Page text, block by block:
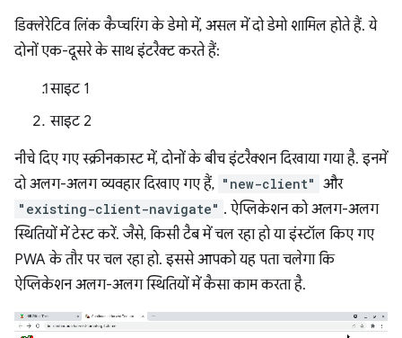
डिक्लेरेटिव लिंक कैप्चरिंग के डेमो में, असल में दो डेमो शामिल होते हैं. ये
दोनों एक-दूसरे के साथ इंटरैक्ट करते हैं:
साइट 1
साइट 2
नीचे दिए गए स्क्रीनकास्ट में, दोनों के बीच इंटरैक्शन दिखाया गया है. इनमें
दो अलग-अलग व्यवहार दिखाए गए हैं, "new-client" और
"existing-client-navigate" . ऐप्लिकेशन को अलग-अलग
स्थितियों में टेस्ट करें. जैसे, किसी टैब में चल रहा हो या इंस्टॉल किए गए
PWA के तौर पर चल रहा हो. इससे आपको यह पता चलेगा कि
ऐप्लिकेशन अलग-अलग स्थितियों में कैसा काम करता है.